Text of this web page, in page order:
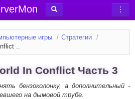
игры / Стратегии /
..
In Conflict Часть 3
бензоколонку, а дополнительный -
на дымовой трубе.